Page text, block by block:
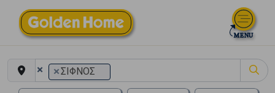
× ×ΣΙΦΝΟΣ